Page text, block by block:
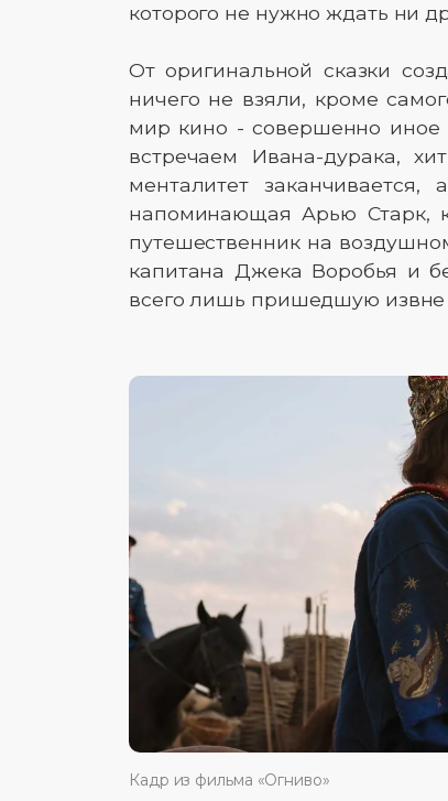
которого не нужно ждать ни
От оригинальной сказки
ничего не взяли, кроме
мир кино - совершенно иное
встречаем Ивана-дурака,
менталитет
напоминающая Арью Старк,
путешественник на
капитана Джека Воробья и
всего лишь пришедшую
Кадр из фильма «Огниво»